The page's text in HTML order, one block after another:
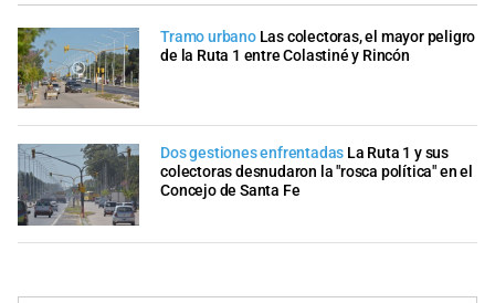
Tramo urbano Las colectoras, el mayor peligro
de la Ruta 1 entre Colastiné y Rincón
Dos gestiones enfrentadas La Ruta 1 y sus
colectoras desnudaron la "rosca política" en el
Concejo de Santa Fe